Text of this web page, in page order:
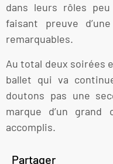
dans leurs rôles
faisant preuve
remarquables.
Au total deux soirées
ballet qui va
doutons pas une
marque d’un grand
accomplis.
Partager